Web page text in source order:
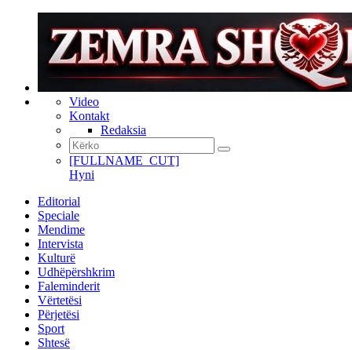
Video
Kontakt
Redaksia
[FULLNAME_CUT]
Hyni
Editorial
Speciale
Mendime
Intervista
Kulturë
Udhëpërshkrim
Faleminderit
Vërtetësi
Përjetësi
Sport
Shtesë